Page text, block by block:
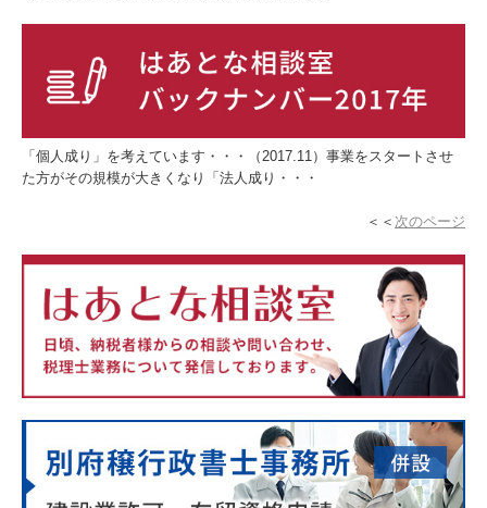
「個人成り」を考えています・・・（2017.11）事業をスタートさせ
た方がその規模が大きくなり「法人成り・・・
＜＜ 次のページ